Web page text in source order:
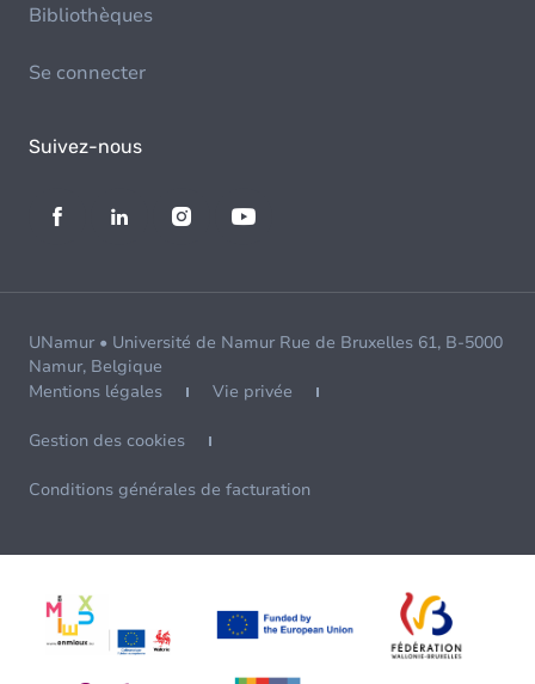
Bibliothèques
Se connecter
Suivez-nous
UNamur • Université de Namur Rue de Bruxelles 61, B-5000
Namur, Belgique
Mentions légales
Vie privée
Gestion des cookies
Conditions générales de facturation